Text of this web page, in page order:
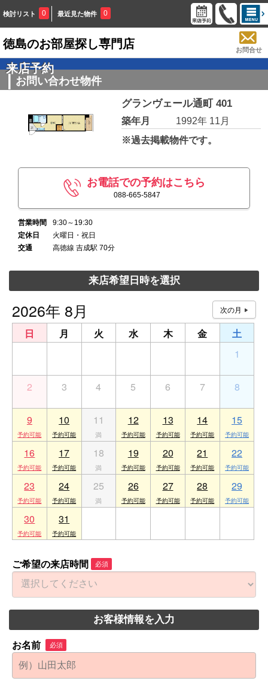
検討リスト 0 最近見た物件 0
徳島のお部屋探し専門店 お問合せ
来店予約
お問い合わせ物件
グランヴェール通町 401
築年月
1992年 11月
※過去掲載物件です。
お電話での予約はこちら
088-665-5847
営業時間
9:30～19:30
定休日
火曜日・祝日
交通
高徳線 吉成駅 70分
来店希望日時を選択
2026年 8月
日 月 火 水 木 金
土
1
2 3 4 5 6 7 8
9 10 11 12 13 14 15
16 17 18 19 20 21 22
23 24 25 26 27 28 29
30 31
ご希望の来店時間 必須
お客様情報を入力
お名前 必須